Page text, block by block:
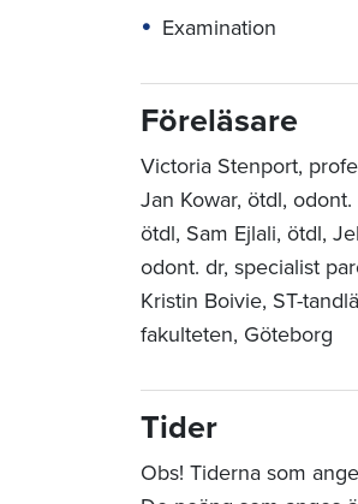
Examination
Föreläsare
Victoria Stenport,
Jan Kowar, ötdl,
ötdl, Sam Ejlali, ötdl,
odont. dr, specialist
Kristin Boivie, ST-
fakulteten, Göteborg
Tider
Obs! Tiderna som